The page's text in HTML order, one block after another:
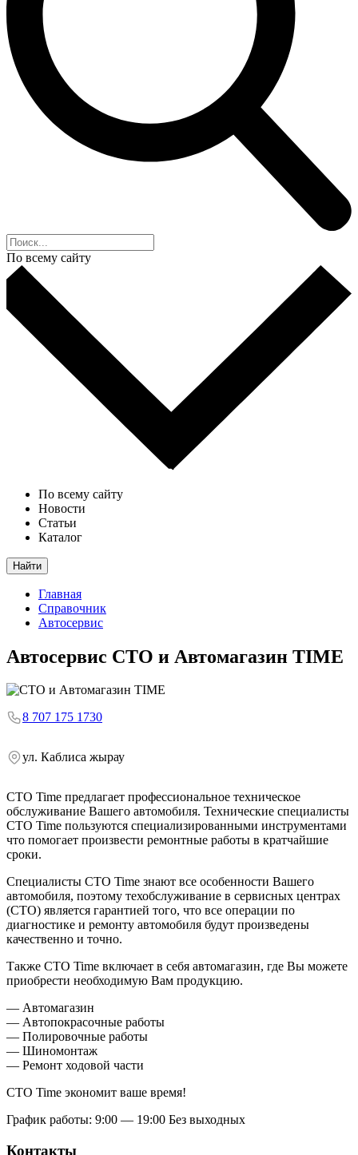
По всему сайту
По всему сайту
Новости
Статьи
Каталог
Найти
Главная
Справочник
Автосервис
Автосервис СТО и Автомагазин TIME
8 707 175 1730
ул. Каблиса жырау
СТО Time предлагает профессиональное техническое
обслуживание Вашего автомобиля. Технические специалисты
СТО Time пользуются специализированными инструментами
что помогает произвести ремонтные работы в кратчайшие
сроки.
Специалисты СТО Time знают все особенности Вашего
автомобиля, поэтому техобслуживание в сервисных центрах
(СТО) является гарантией того, что все операции по
диагностике и ремонту автомобиля будут произведены
качественно и точно.
Также СТО Time включает в себя автомагазин, где Вы можете
приобрести необходимую Вам продукцию.
— Автомагазин
— Автопокрасочные работы
— Полировочные работы
— Шиномонтаж
— Ремонт ходовой части
СТО Time экономит ваше время!
График работы: 9:00 — 19:00 Без выходных
Контакты